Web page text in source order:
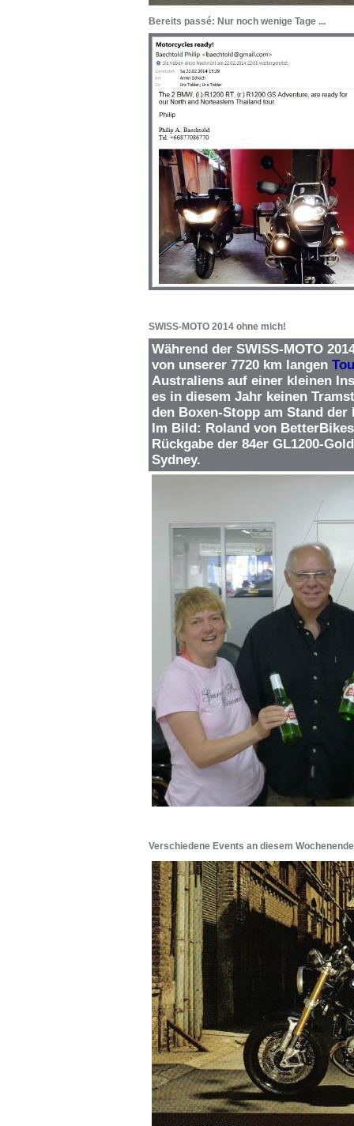
Bereits passé: Nur noch wenige Tage ...
SWISS-MOTO 2014 ohne mich!
Während der SWISS-MOTO
von unserer 7720 km langen
Australiens auf einer kleinen
es in diesem Jahr keinen
den Boxen-Stopp am Stand
Im Bild: Roland von
Rückgabe der 84er GL1200-
Sydney.
Verschiedene Events an diesem Wochenende